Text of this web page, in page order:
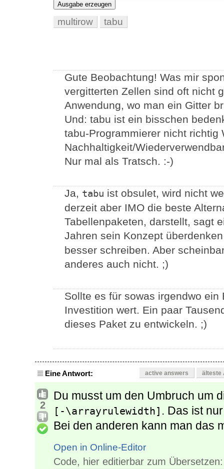
Ausgabe erzeugen
multirow tabu
Gute Beobachtung! Was mir
vergitterten Zellen sind oft nicht
Anwendung, wo man ein Gitter
Und: tabu ist ein bisschen
tabu-Programmierer nicht richtig
Nachhaltigkeit/
Nur mal als Tratsch. :-)
Ja, tabu ist obsulet, wird nicht
derzeit aber IMO die beste
Tabellenpaketen, darstellt, sagt
Jahren sein Konzept
besser schreiben. Aber
anderes auch nicht. ;)
Sollte es für sowas irgendwo
Investition wert. Ein paar
dieses Paket zu entwickeln. ;)
Eine Antwort: active answers älteste
2
Du musst um den Umbruch um
[-\arrayrulewidth] . Das ist
Bei den anderen kann man das
Open in Online-Editor
Code, hier editierbar zum Übersetzen: